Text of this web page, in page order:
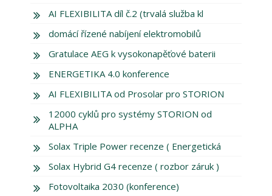
AI FLEXIBILITA díl č.2 (trvalá služba kl
domácí řízené nabíjení elektromobilů
Gratulace AEG k vysokonapěťové baterii
ENERGETIKA 4.0 konference
AI FLEXIBILITA od Prosolar pro STORION
12000 cyklů pro systémy STORION od
ALPHA
Solax Triple Power recenze ( Energetická
Solax Hybrid G4 recenze ( rozbor záruk )
Fotovoltaika 2030 (konference)